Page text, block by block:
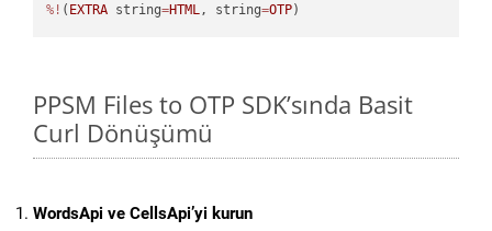
%! ( EXTRA string=HTML, string=OTP)
PPSM Files to OTP SDK’sında Basit
Curl Dönüşümü
WordsApi ve CellsApi’yi kurun